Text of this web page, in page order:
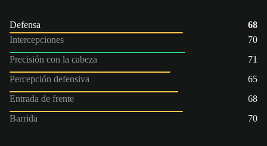
Defensa
68
Intercepciones
70
Precisión con la cabeza
71
Percepción defensiva
65
Entrada de frente
68
Barrida
70